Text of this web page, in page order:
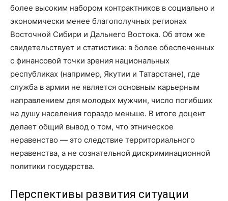
более высоким набором контрактников в социально и
экономически менее благополучных регионах
Восточной Сибири и Дальнего Востока. Об этом же
свидетельствует и статистика: в более обеспеченных
с финансовой точки зрения национальных
республиках (например, Якутии и Татарстане), где
служба в армии не является основным карьерным
направлением для молодых мужчин, число погибших
на душу населения гораздо меньше. В итоге доцент
делает общий вывод о том, что этническое
неравенство — это следствие территориального
неравенства, а не сознательной дискриминационной
политики государства.
Перспективы развития ситуации